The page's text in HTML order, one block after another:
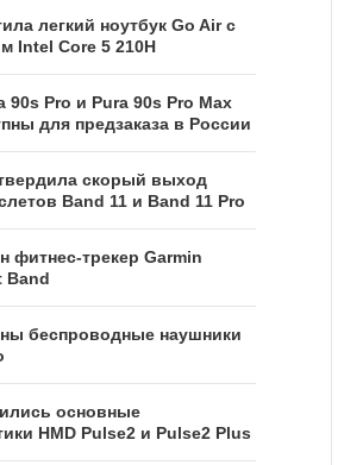
легкий ноутбук Go Air c
Intel Core 5 210H
90s Pro и Pura 90s Pro Max
для предзаказа в России
скорый выход
Band 11 и Band 11 Pro
фитнес-трекер Garmin
Band
беспроводные наушники
основные
HMD Pulse2 и Pulse2 Plus